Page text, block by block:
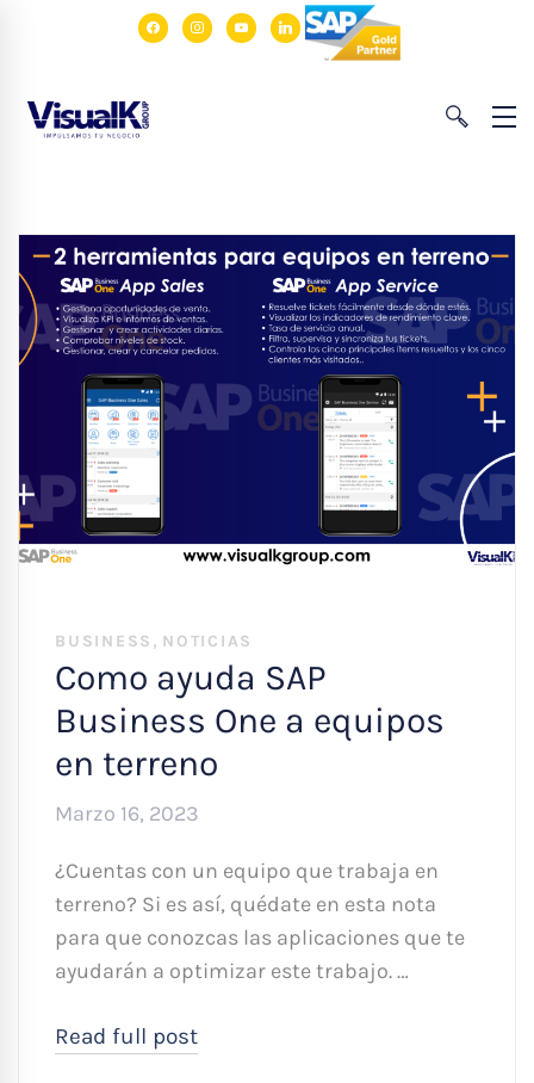
facebookinstagram
youtubelinkedin
BUSINESS , NOTICIAS
Como ayuda SAP
Business One a equipos
en terreno
Marzo 16, 2023
¿Cuentas con un equipo que trabaja en
terreno? Si es así, quédate en esta nota
para que conozcas las aplicaciones que te
ayudarán a optimizar este trabajo. …
Read full post